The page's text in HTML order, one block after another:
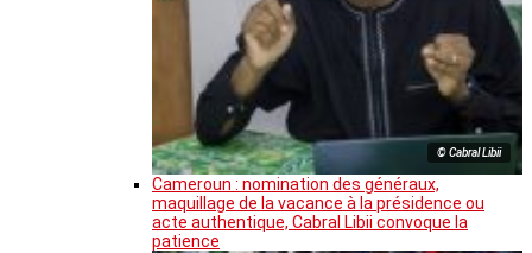
© Cabral Libii
Cameroun : nomination des généraux,
maquillage de la vacance à la présidence ou
acte authentique, Cabral Libii convoque la
patience